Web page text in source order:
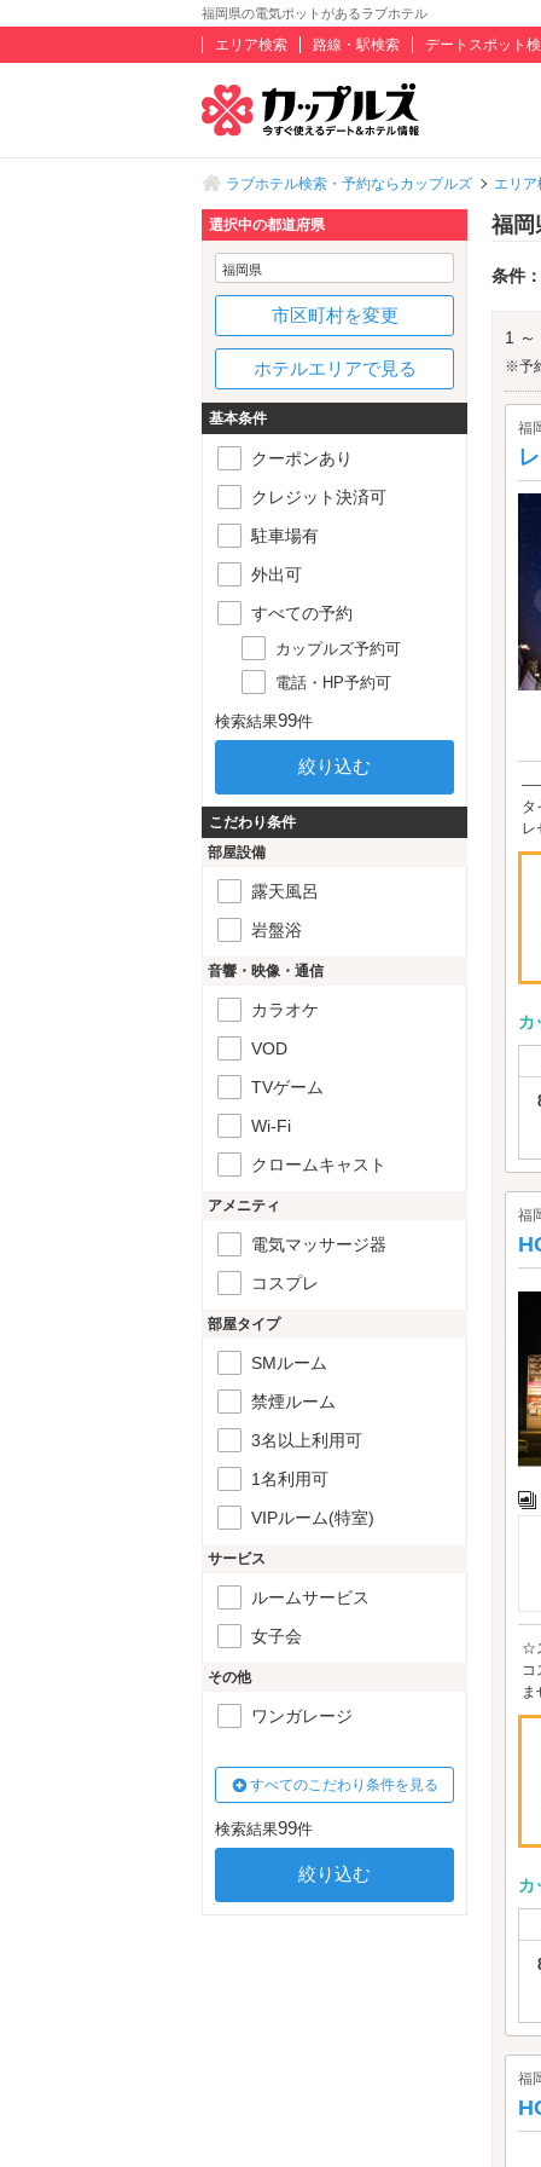
福岡県の電気ポットがあるラブホテル
エリア検索 路線・駅検索 デートスポット
ラブホテル検索・予約ならカップルズ エリア
福岡
条件：
1 ～
※予
福
タ
カ
福
☆
コ
カ
福
選択中の都道府県
福岡県
市区町村を変更
ホテルエリアで見る
基本条件
クーポンあり
クレジット決済可
駐車場有
外出可
すべての予約
カップルズ予約可
電話・HP予約可
検索結果99件
こだわり条件
部屋設備
露天風呂
岩盤浴
音響・映像・通信
カラオケ
VOD
TVゲーム
Wi-Fi
クロームキャスト
アメニティ
電気マッサージ器
コスプレ
部屋タイプ
SMルーム
禁煙ルーム
3名以上利用可
1名利用可
VIPルーム(特室)
サービス
ルームサービス
女子会
その他
ワンガレージ
すべてのこだわり条件を見る
検索結果99件